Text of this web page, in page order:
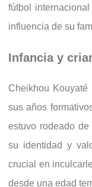
fútbol
influencia de su
Infancia y
Cheikhou
sus años
estuvo rodeado
su identidad y
crucial en
desde una edad